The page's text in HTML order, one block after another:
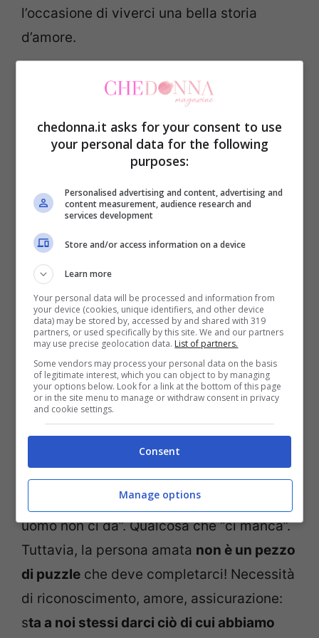
l’occasione di viverci una bella storia
d’amore.
TI POTREBBE INTERESSARE ANCHE:
Coppia: perché gli ex continuano a girare
attorno come lupi?
l’amore
Amiamo qualcuno perché ha delle
caratteristiche che ci attraggono e perché
siamo felici con lui, non perché di tanto in
tanto ci regala fiori o ci bombarda con
lettere d’amore.L’amore è un’emozione
condivisa, non un elenco di cose da fare.
5/Perché certe cose dipendono da noi
stessi
Quando facciamo questo tipo di confronti,
ci concentriamo su “qualcosa che il nostro
uomo non ci da”. Qualcosa che “ci manca”.
Tuttavia, la persona amata non è un pezzo
di puzzle che deve completarci! Necessità
di riconoscimento, amore, assicurazione:
sta a noi stessi darci ciò di cui abbiamo
chedonna.it asks for your consent to use
your personal data for the following
purposes:
Personalised advertising and content, advertising and
content measurement, audience research and
services development
Store and/or access information on a device
Learn more
Your personal data will be processed and information from
your device (cookies, unique identifiers, and other device
data) may be stored by, accessed by and shared with 319
partners, or used specifically by this site. We and our partners
may use precise geolocation data. List of partners.
Some vendors may process your personal data on the basis
of legitimate interest, which you can object to by managing
your options below. Look for a link at the bottom of this page
or in the site menu to manage or withdraw consent in privacy
and cookie settings.
Consent
Manage options